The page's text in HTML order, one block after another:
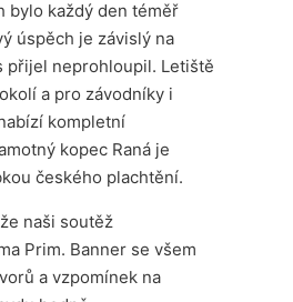
bylo každý den téměř
úspěch je závislý na
přijel neprohloupil. Letiště
a pro závodníky i
kompletní
kopec Raná je
českého plachtění.
naši soutěž
Prim. Banner se všem
a vzpomínek na